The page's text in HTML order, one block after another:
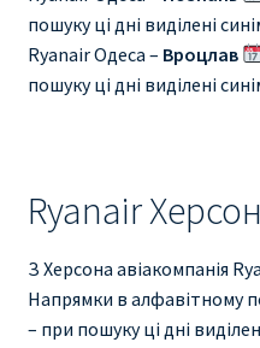
пошуку ці дні виділені
Ryanair Одеса – Вроцлав
пошуку ці дні виділені
Ryanair Херсон
З Херсона авіакомпанія
Напрямки в алфавітному
– при пошуку ці дні